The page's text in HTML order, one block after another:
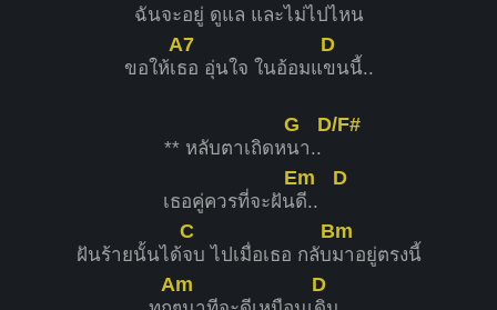
ฉันจะอยู่ ดูแล และไม่ไปไหน
ขอให้เ
A7
ธอ อุ่นใจ ในอ้อมแ
D
ขนนี้..
** หลับตาเถิดห
G
นา..
D/F#
เธอคู่ควรที่จะฝัน
Em
ดี..
D
ฝันร้ายนั้นได้
C
จบ ไปเมื่อเธอ กลับ
Bm
มาอยู่ตรงนี้
Am D